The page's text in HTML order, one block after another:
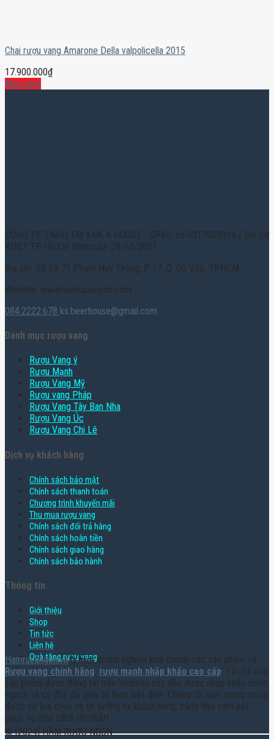
Chai rượu vang Amarone Della valpolicella 2015
17.900.000₫
Mua ngay
CÔNG TY TNHH TM XNK K HOUSE - GPKD số 0317003916 | Bởi Sở
KHĐT TP. Hồ Chí Minh cấp: 29/10/2021
Địa chỉ: Số 69-71 Phạm Huy Thông, P. 17, Q. Gò Vấp, TPHCM
Website: www.hamruoungon.com
084.2222.678 ks.beerhouse@gmail.com
Danh mục rượu vang
Rượu Vang ý
Rượu Mạnh
Rượu Vang Mỹ
Rượu vang Pháp
Rượu Vang Tây Ban Nha
Rượu Vang Úc
Rượu Vang Chi Lê
Dịch vụ khách hàng
Chính sách bảo mật
Chính sách thanh toán
Chương trình khuyến mãi
Thu mua rượu vang
Chính sách đổi trả hàng
Chính sách hoàn tiền
Chính sách giao hàng
Chính sách bảo hành
Thông tin
Giới thiệu
Shop
Tin tức
Liên hệ
Quà tặng rượu vang
Hamruoungon.vnlà một doanh nghiệp kinh doanh các sản phẩm về
Rượu vang chính hãng, rượu mạnh nhập khẩu cao cấp. Tất cả các
sản phẩm được đăng tải trên Website này đều được nhập khẩu chính
ngạch và có đầy đủ giấy tờ theo luật định. Chúng tôi luôn mong muốn
được sự lựa chọn và tin tưởng từ khách hàng, cũng như cam kết
phục vụ một cách tốt nhất!
© [2024] HẦM RƯỢU NGON